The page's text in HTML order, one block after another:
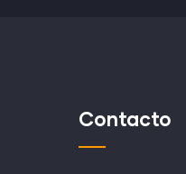
Contacto